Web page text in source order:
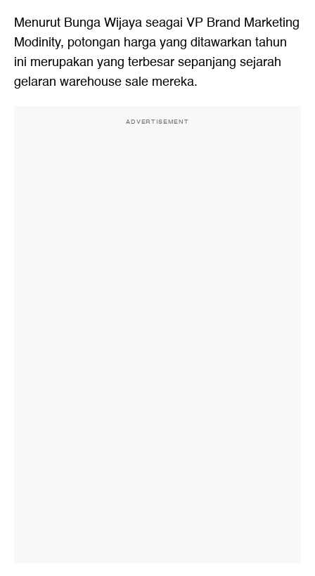
Menurut Bunga Wijaya seagai VP Brand Marketing
Modinity, potongan harga yang ditawarkan tahun
ini merupakan yang terbesar sepanjang sejarah
gelaran warehouse sale mereka.
ADVERTISEMENT